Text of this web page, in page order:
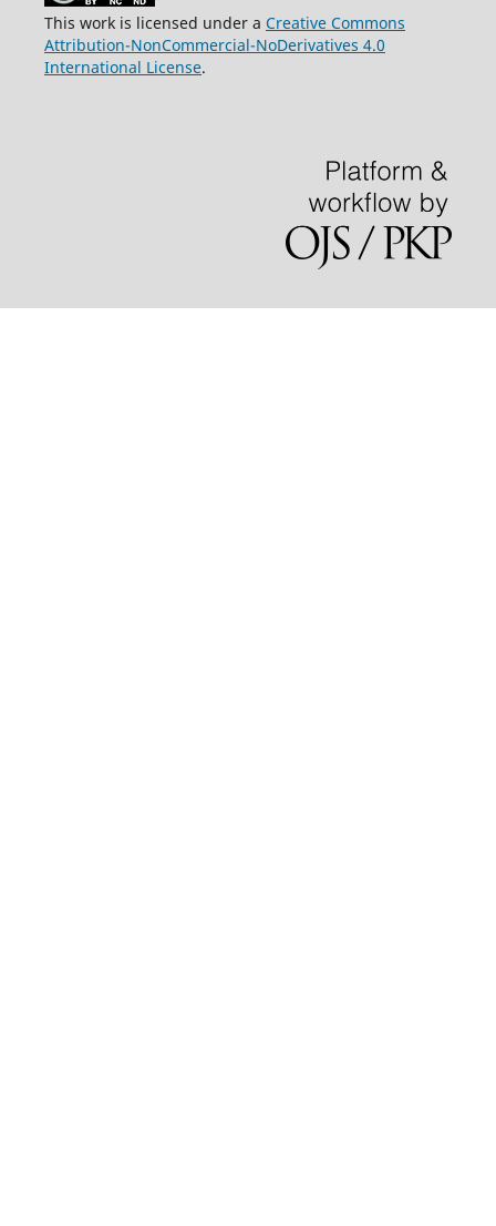
This work is licensed under a Creative Commons
Attribution-NonCommercial-NoDerivatives 4.0
International License.